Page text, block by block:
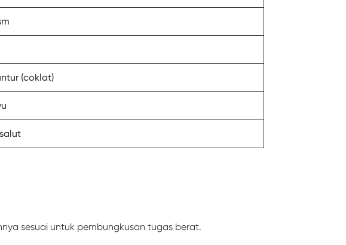
(coklat)
sesuai untuk pembungkusan tugas berat.